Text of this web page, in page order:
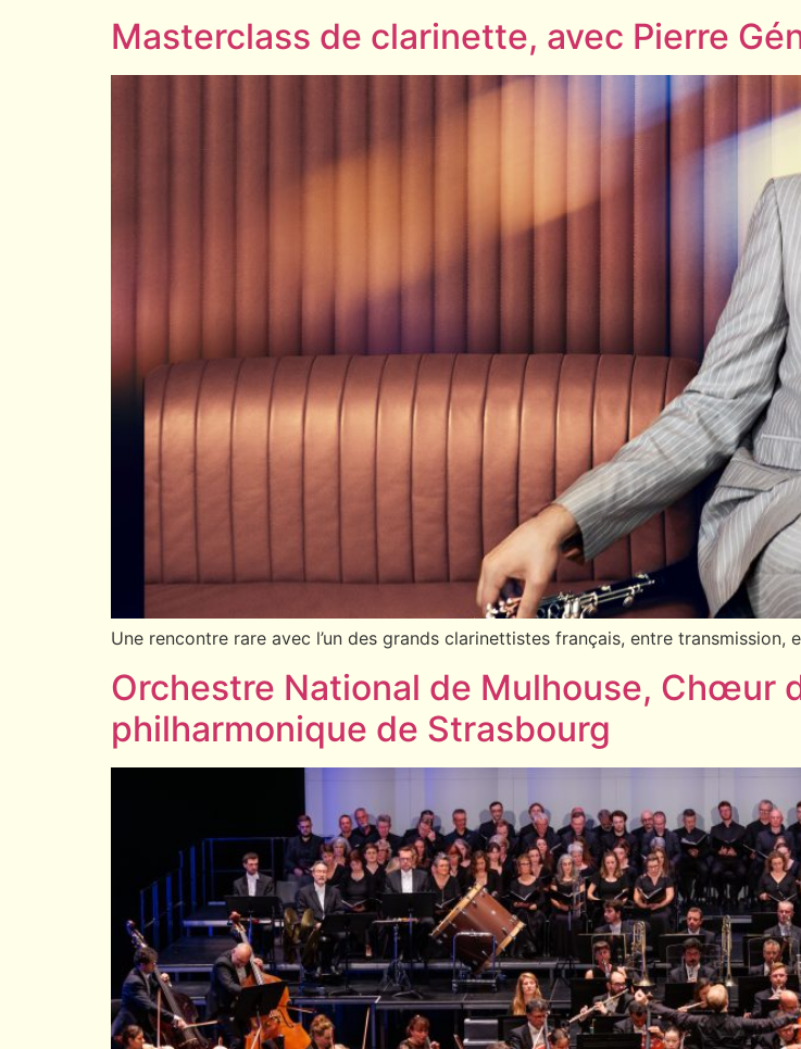
Masterclass de clarinette, avec Pierre
Une rencontre rare avec l’un des grands clarinettistes français, entre transmission,
Orchestre National de Mulhouse, Chœur
philharmonique de Strasbourg